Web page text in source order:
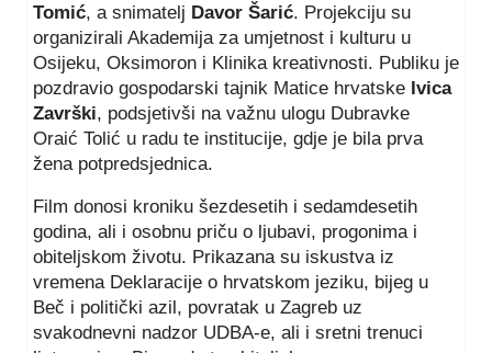
Tomić, a snimatelj Davor Šarić. Projekciju su
organizirali Akademija za umjetnost i kulturu u
Osijeku, Oksimoron i Klinika kreativnosti. Publiku je
pozdravio gospodarski tajnik Matice hrvatske Ivica
Završki, podsjetivši na važnu ulogu Dubravke
Oraić Tolić u radu te institucije, gdje je bila prva
žena potpredsjednica.
Film donosi kroniku šezdesetih i sedamdesetih
godina, ali i osobnu priču o ljubavi, progonima i
obiteljskom životu. Prikazana su iskustva iz
vremena Deklaracije o hrvatskom jeziku, bijeg u
Beč i politički azil, povratak u Zagreb uz
svakodnevni nadzor UDBA-e, ali i sretni trenuci